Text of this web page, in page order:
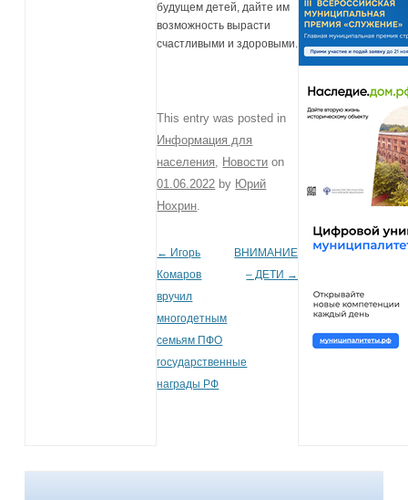
будущем детей, дайте им
возможность вырасти
счастливыми и здоровыми.
This entry was posted in
Информация для
населения
Новости on
01.06.2022 by Юрий
Нохрин
Post navigation
← Игорь
Комаров
вручил
многодетным
семьям ПФО
государственные
награды РФ
ВНИМАНИЕ
– ДЕТИ →